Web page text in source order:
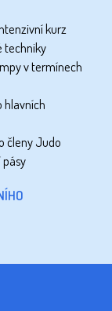
kurz
techniky
v termínech
hlavních
členy Judo
pásy